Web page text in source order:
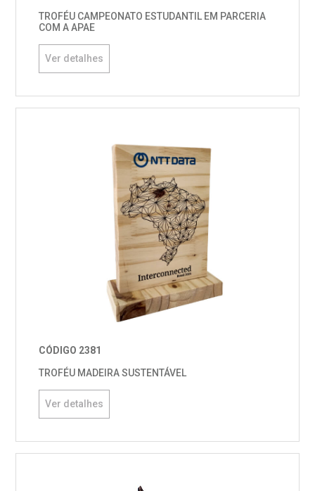
TROFÉU CAMPEONATO ESTUDANTIL EM PARCERIA
COM A APAE
Ver detalhes
CÓDIGO 2381
TROFÉU MADEIRA SUSTENTÁVEL
Ver detalhes